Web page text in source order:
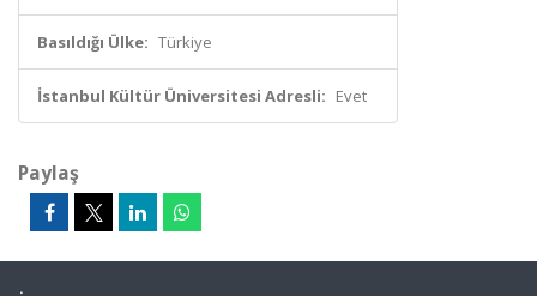
Basıldığı Ülke: Türkiye
İstanbul Kültür Üniversitesi Adresli: Evet
Paylaş